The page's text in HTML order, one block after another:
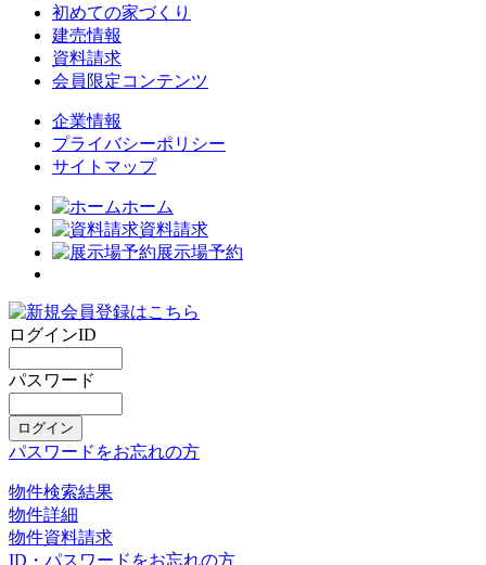
初めての家づくり
建売情報
資料請求
会員限定コンテンツ
企業情報
プライバシーポリシー
サイトマップ
ホーム
資料請求
展示場予約
ログインID
パスワード
パスワードをお忘れの方
物件検索結果
物件詳細
物件資料請求
ID・パスワードをお忘れの方